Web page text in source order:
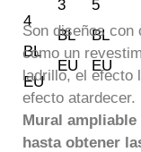
Son diseños con
como un
ladrillo, el efecto
efecto atardecer.
Mural ampliable
hasta obtener